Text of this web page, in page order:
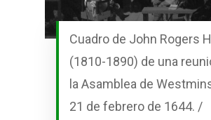
Cuadro de John Rogers
(1810-1890) de una
la Asamblea de
21 de febrero de 1644. /